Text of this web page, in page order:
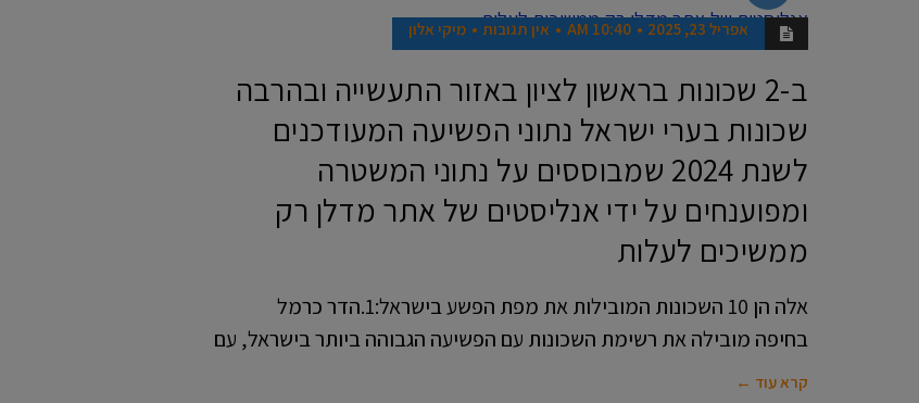
אפריל 23, 2025 10:40 AM אין תגובות מיקי אלון
ב-2 שכונות בראשון לציון באזור התעשייה ובהרבה
שכונות בערי ישראל נתוני הפשיעה המעודכנים
לשנת 2024 שמבוססים על נתוני המשטרה
ומפוענחים על ידי אנליסטים של אתר מדלן רק
ממשיכים לעלות
אלה הן 10 השכונות המובילות את מפת הפשע בישראל:1.הדר כרמל
בחיפה מובילה את רשימת השכונות עם הפשיעה הגבוהה ביותר בישראל, עם
קרא עוד ←